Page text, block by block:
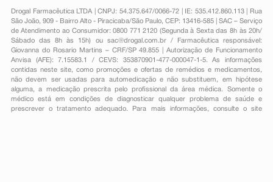
Drogal Farmacêutica LTDA | CNPJ: 54.375.647/0066-72 | IE: 535.412.860.113 | Rua
São João, 909 - Bairro Alto - Piracicaba/São Paulo, CEP: 13416-585 | SAC – Serviço
de Atendimento ao Consumidor: 0800 771 2120 (Segunda à Sexta das 8h às 20h/
Sábado das 8h às 15h) ou sac@drogal.com.br/ Farmacêutica responsável:
Giovanna do Rosario Martins – CRF/SP 49.855 | Autorização de Funcionamento
Anvisa (AFE): 7.15583.1 / CEVS: 353870901-477-000047-1-5. As informações
contidas neste site, como promoções e ofertas de remédios e medicamentos,
não devem ser usadas para automedicação e não substituem, em hipótese
alguma, a medicação prescrita pelo profissional da área médica. Somente o
médico está em condições de diagnosticar qualquer problema de saúde e
prescrever o tratamento adequado. Para mais informações, consulte o site